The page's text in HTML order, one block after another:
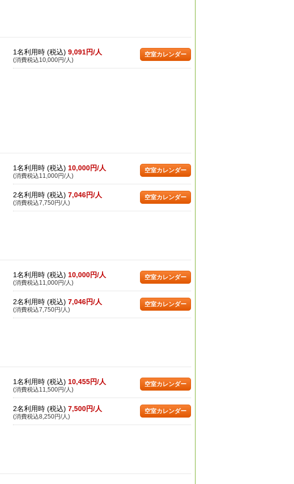
1名利用時 (税込) 9,091円/人
(消費税込10,000円/人)
空室カレンダー
1名利用時 (税込) 10,000円/人
(消費税込11,000円/人)
空室カレンダー
2名利用時 (税込) 7,046円/人
(消費税込7,750円/人)
空室カレンダー
1名利用時 (税込) 10,000円/人
(消費税込11,000円/人)
空室カレンダー
2名利用時 (税込) 7,046円/人
(消費税込7,750円/人)
空室カレンダー
1名利用時 (税込) 10,455円/人
(消費税込11,500円/人)
空室カレンダー
2名利用時 (税込) 7,500円/人
(消費税込8,250円/人)
空室カレンダー